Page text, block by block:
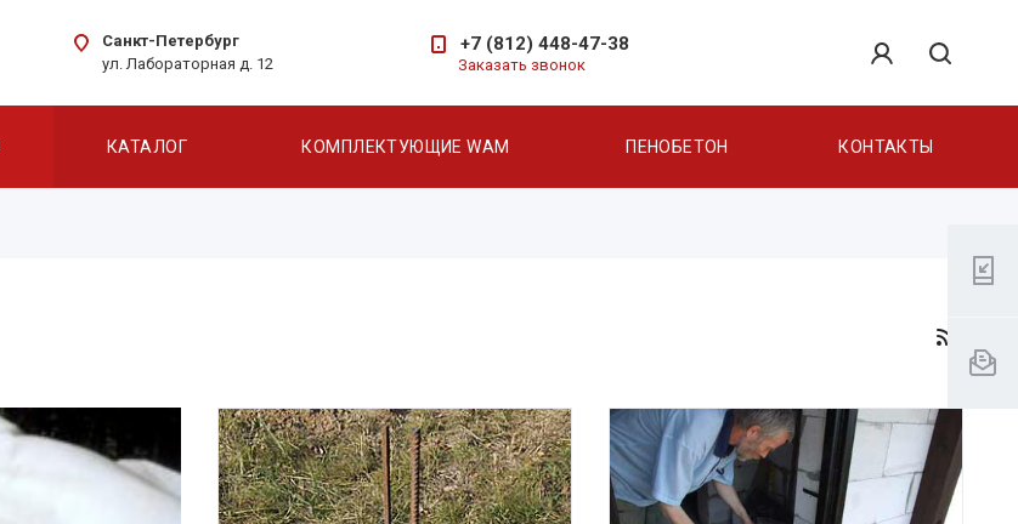
Санкт-Петербург
ул. Лабораторная д. 12
+7 (812) 448-47-38
Заказать звонок
КАТАЛОГ КОМПЛЕКТУЮЩИЕ WAM ПЕНОБЕТОН КОНТАКТЫ